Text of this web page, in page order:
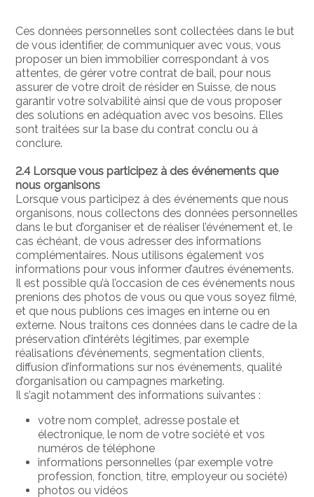
Ces données personnelles sont collectées dans le but
de vous identifier, de communiquer avec vous, vous
proposer un bien immobilier correspondant à vos
attentes, de gérer votre contrat de bail, pour nous
assurer de votre droit de résider en Suisse, de nous
garantir votre solvabilité ainsi que de vous proposer
des solutions en adéquation avec vos besoins. Elles
sont traitées sur la base du contrat conclu ou à
conclure.
2.4 Lorsque vous participez à des événements que
nous organisons
Lorsque vous participez à des événements que nous
organisons, nous collectons des données personnelles
dans le but d’organiser et de réaliser l’événement et, le
cas échéant, de vous adresser des informations
complémentaires. Nous utilisons également vos
informations pour vous informer d’autres événements.
Il est possible qu’à l’occasion de ces événements nous
prenions des photos de vous ou que vous soyez filmé,
et que nous publions ces images en interne ou en
externe. Nous traitons ces données dans le cadre de la
préservation d’intérêts légitimes, par exemple
réalisations d’événements, segmentation clients,
diffusion d’informations sur nos événements, qualité
d’organisation ou campagnes marketing.
Il s’agit notamment des informations suivantes :
votre nom complet, adresse postale et
électronique, le nom de votre société et vos
numéros de téléphone
informations personnelles (par exemple votre
profession, fonction, titre, employeur ou société)
photos ou vidéos